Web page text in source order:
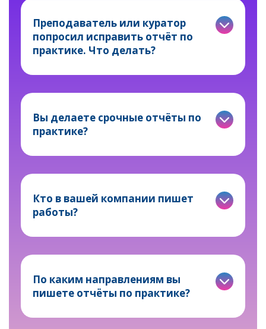
Преподаватель или куратор
попросил исправить отчёт по
практике. Что делать?
Вы делаете срочные отчёты по
практике?
Кто в вашей компании пишет
работы?
По каким направлениям вы
пишете отчёты по практике?